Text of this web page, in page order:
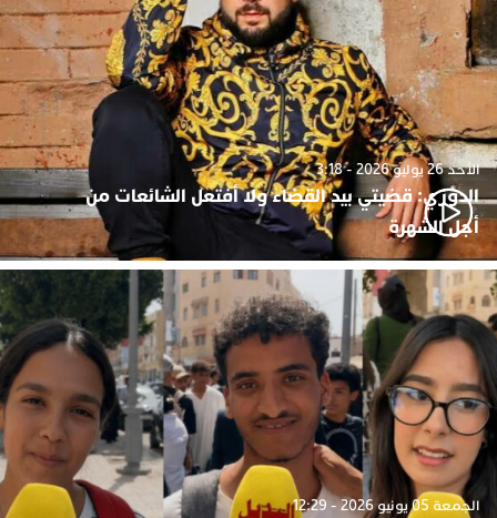
الأحد 26 يوليو 2026 - 3:18
الدوزي: قضيتي بيد القضاء ولا أفتعل الشائعات من
أجل الشهرة
الجمعة 05 يونيو 2026 - 12:29